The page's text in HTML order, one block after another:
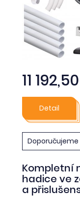
11
Detail
Doporučujeme
Kompletní
hadice ve
a